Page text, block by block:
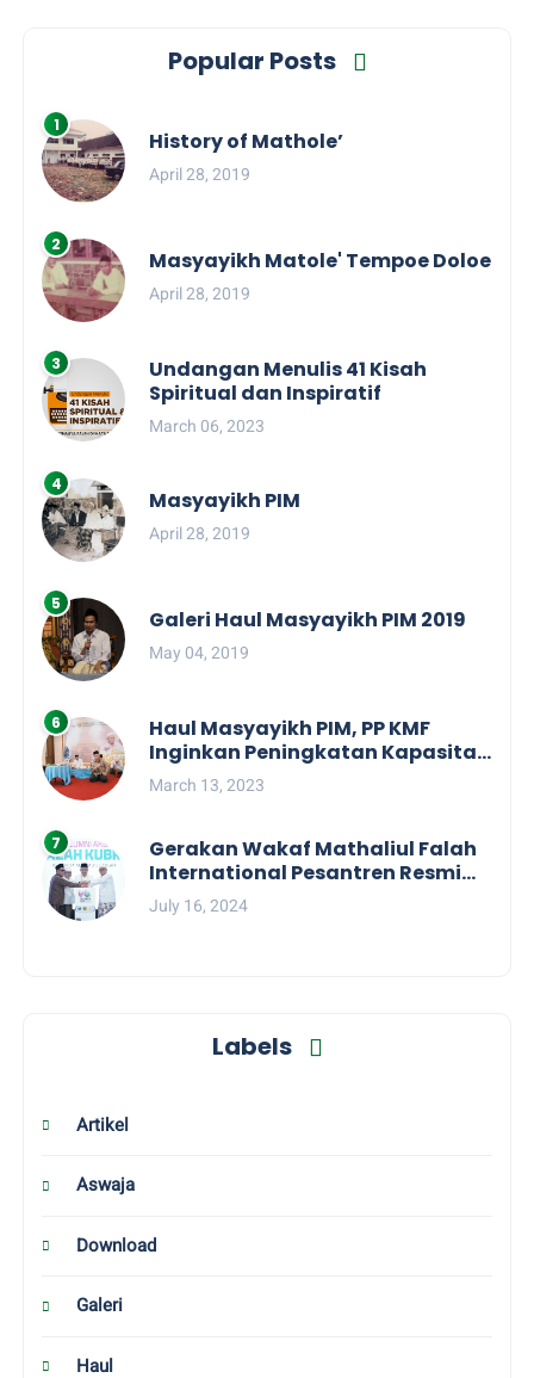
Popular Posts
History of Mathole’
April 28, 2019
Masyayikh Matole' Tempoe Doloe
April 28, 2019
Undangan Menulis 41 Kisah
Spiritual dan Inspiratif
March 06, 2023
Masyayikh PIM
April 28, 2019
Galeri Haul Masyayikh PIM 2019
May 04, 2019
Haul Masyayikh PIM, PP KMF
Inginkan Peningkatan Kapasitas
dan Kolaborasi Semua KMF
Daerah
March 13, 2023
Gerakan Wakaf Mathaliul Falah
International Pesantren Resmi
Diluncurkan
July 16, 2024
Labels
Artikel
Aswaja
Download
Galeri
Haul